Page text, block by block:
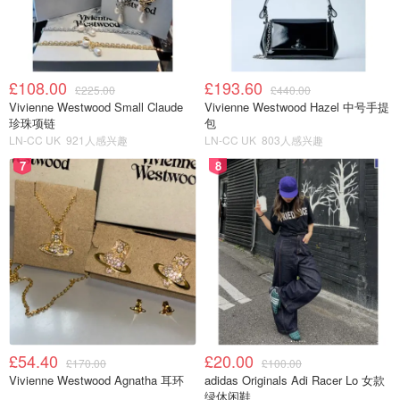
£108.00 £225.00
Vivienne Westwood Small Claude
珍珠项链
LN-CC UK 921人感兴趣
£193.60 £440.00
Vivienne Westwood Hazel 中号手提
包
LN-CC UK 803人感兴趣
7
£54.40 £170.00
Vivienne Westwood Agnatha 耳环
8
£20.00 £100.00
adidas Originals Adi Racer Lo 女款
绿休闲鞋